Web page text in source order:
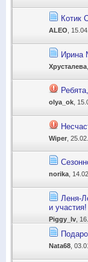
Котик
ALEO ,
Ирина
Хрусталева
olya_ok ,
Wiper ,
norika ,
Леня-
и участия!
Piggy_lv ,
Nata68 ,